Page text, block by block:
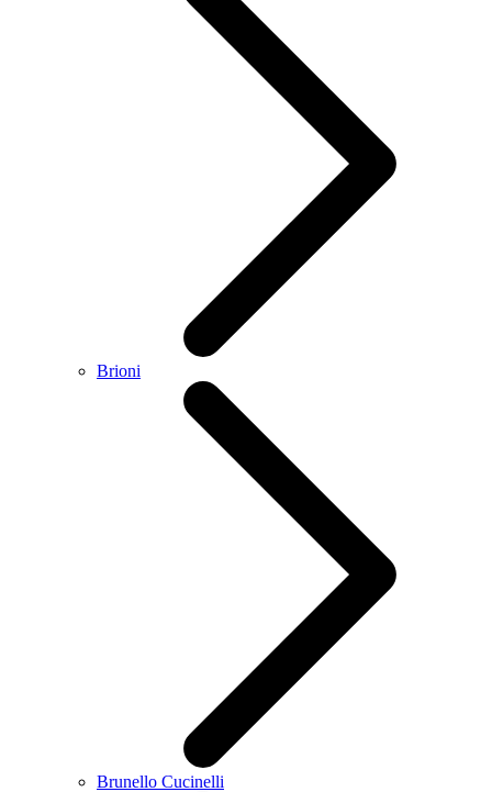
Brioni
Brunello Cucinelli